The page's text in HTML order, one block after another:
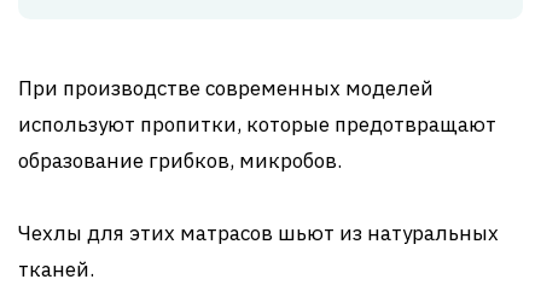
При производстве современных моделей
используют пропитки, которые предотвращают
образование грибков, микробов.
Чехлы для этих матрасов шьют из натуральных
тканей.